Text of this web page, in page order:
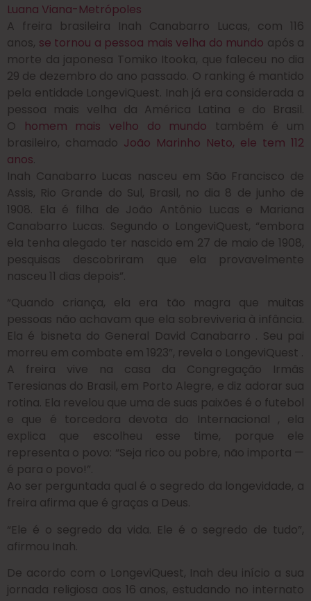
Luana Viana-Metrópoles
A freira brasileira Inah Canabarro Lucas, com 116
anos, se tornou a pessoa mais velha do mundo após a
morte da japonesa Tomiko Itooka, que faleceu no dia
29 de dezembro do ano passado. O ranking é mantido
pela entidade LongeviQuest. Inah já era considerada a
pessoa mais velha da América Latina e do Brasil.
O homem mais velho do mundo também é um
brasileiro, chamado João Marinho Neto, ele tem 112
anos.
Inah Canabarro Lucas nasceu em São Francisco de
Assis, Rio Grande do Sul, Brasil, no dia 8 de junho de
1908. Ela é filha de João Antônio Lucas e Mariana
Canabarro Lucas. Segundo o LongeviQuest, “embora
ela tenha alegado ter nascido em 27 de maio de 1908,
pesquisas descobriram que ela provavelmente
nasceu 11 dias depois”.
“Quando criança, ela era tão magra que muitas
pessoas não achavam que ela sobreviveria à infância.
Ela é bisneta do General David Canabarro . Seu pai
morreu em combate em 1923”, revela o LongeviQuest .
A freira vive na casa da Congregação Irmãs
Teresianas do Brasil, em Porto Alegre, e diz adorar sua
rotina. Ela revelou que uma de suas paixões é o futebol
e que é torcedora devota do Internacional , ela
explica que escolheu esse time, porque ele
representa o povo: “Seja rico ou pobre, não importa —
é para o povo!”.
Ao ser perguntada qual é o segredo da longevidade, a
freira afirma que é graças a Deus.
“Ele é o segredo da vida. Ele é o segredo de tudo”,
afirmou Inah.
De acordo com o LongeviQuest, Inah deu início a sua
jornada religiosa aos 16 anos, estudando no internato